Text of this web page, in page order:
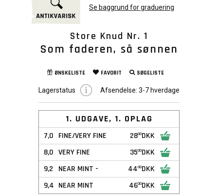
Se baggrund for graduering
Store Knud Nr. 1
Som faderen, så sønnen
ØNSKELISTE FAVORIT SØGELISTE
Lagerstatus Afsendelse: 3-7 hverdage
1. UDGAVE, 1. OPLAG
7,0 FINE/VERY FINE 2800DKK
8,0 VERY FINE 3500DKK
9,2
NEAR MINT - 4400DKK
9,4 NEAR MINT 4600DKK